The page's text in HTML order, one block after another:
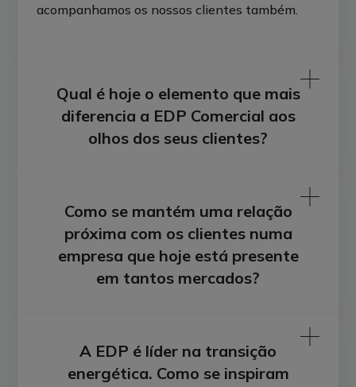
acompanhamos os nossos clientes também.
Qual é hoje o elemento que mais
diferencia a EDP Comercial aos
olhos dos seus clientes?
Como se mantém uma relação
próxima com os clientes numa
empresa que hoje está presente
em tantos mercados?
A EDP é líder na transição
energética. Como se inspiram